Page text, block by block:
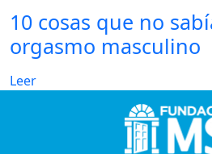
10 cosas que no
orgasmo masculino
Leer